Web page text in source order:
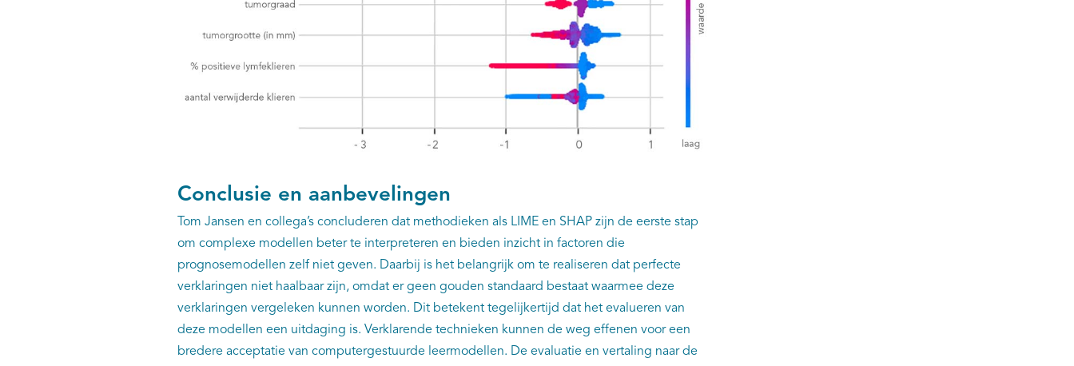
Conclusie en aanbevelingen
Tom Jansen en collega’s concluderen dat methodieken als LIME en SHAP zijn de eerste stap
om complexe modellen beter te interpreteren en bieden inzicht in factoren die
prognosemodellen zelf niet geven. Daarbij is het belangrijk om te realiseren dat perfecte
verklaringen niet haalbaar zijn, omdat er geen gouden standaard bestaat waarmee deze
verklaringen vergeleken kunnen worden. Dit betekent tegelijkertijd dat het evalueren van
deze modellen een uitdaging is. Verklarende technieken kunnen de weg effenen voor een
bredere acceptatie van computergestuurde leermodellen. De evaluatie en vertaling naar de